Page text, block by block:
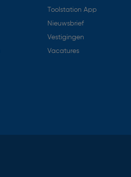
Toolstation App
Nieuwsbrief
Vestigingen
Vacatures